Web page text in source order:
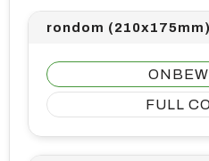
rondom (210x175mm)
FULL